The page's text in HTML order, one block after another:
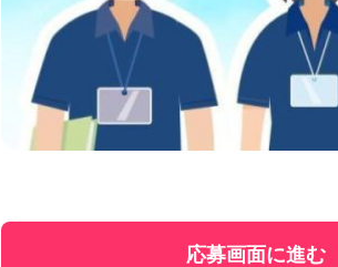
応募画面に進む